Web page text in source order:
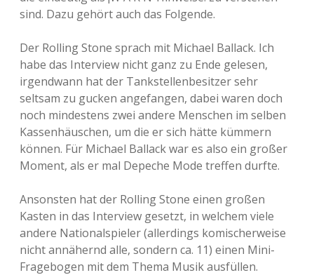
sind. Dazu gehört auch das Folgende.
Der Rolling Stone sprach mit Michael Ballack. Ich
habe das Interview nicht ganz zu Ende gelesen,
irgendwann hat der Tankstellenbesitzer sehr
seltsam zu gucken angefangen, dabei waren doch
noch mindestens zwei andere Menschen im selben
Kassenhäuschen, um die er sich hätte kümmern
können. Für Michael Ballack war es also ein großer
Moment, als er mal Depeche Mode treffen durfte.
Ansonsten hat der Rolling Stone einen großen
Kasten in das Interview gesetzt, in welchem viele
andere Nationalspieler (allerdings komischerweise
nicht annähernd alle, sondern ca. 11) einen Mini-
Fragebogen mit dem Thema Musik ausfüllen.